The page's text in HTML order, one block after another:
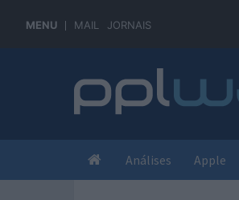
MENU MAIL JORNAIS
Análises Apple